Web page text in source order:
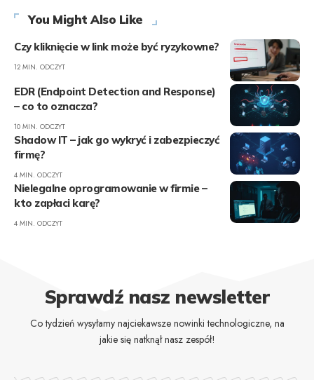
You Might Also Like
Czy kliknięcie w link może być ryzykowne?
12 MIN. ODCZYT
EDR (Endpoint Detection and Response)
– co to oznacza?
10 MIN. ODCZYT
Shadow IT – jak go wykryć i zabezpieczyć
firmę?
4 MIN. ODCZYT
Nielegalne oprogramowanie w firmie –
kto zapłaci karę?
4 MIN. ODCZYT
Sprawdź nasz newsletter
Co tydzień wysyłamy najciekawsze nowinki technologiczne, na
jakie się natknął nasz zespół!